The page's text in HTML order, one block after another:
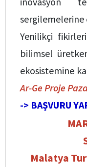
ÖĞRENCİ
DOKÜMANLAR
KALİTE
sergilemelerine
Yenilikçi
bilimsel
ekosistemine
Ar-Ge Proje
-> BAŞVURU
Malatya